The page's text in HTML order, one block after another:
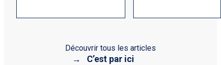
Découvrir tous les articles
C’est par ici